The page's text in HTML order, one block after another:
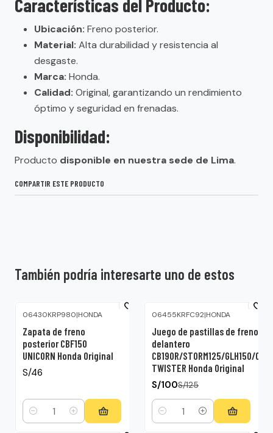
Características del Producto:
Ubicación: Freno posterior.
Material: Alta durabilidad y resistencia al
desgaste.
Marca: Honda.
Calidad: Original, garantizando un rendimiento
óptimo y seguridad en frenadas.
Disponibilidad:
Producto disponible en nuestra sede de Lima.
COMPARTIR ESTE PRODUCTO
También podría interesarte uno de estos
06430KRP980|HONDA
Zapata de freno
posterior CBF150
UNICORN Honda Original
S/46
Cantidad
06455KRFC92|HONDA
Juego de pastillas de freno
delantero
CB190R/STORM125/GLH150/
TWISTER Honda Original
S/100S/125
Cantidad